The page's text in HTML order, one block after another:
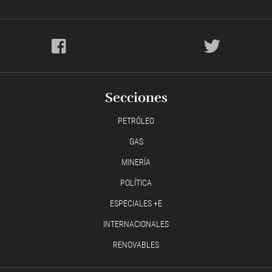
Secciones
PETRÓLEO
GAS
MINERÍA
POLÍTICA
ESPECIALES +E
INTERNACIONALES
RENOVABLES